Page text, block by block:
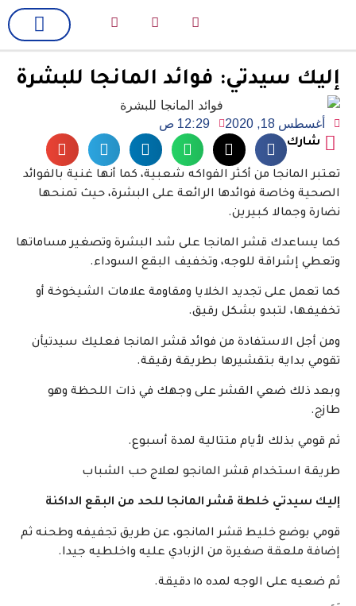
إليك سيدتي: فوائد المانجا للبشرة
أغسطس 18, 2020 12:29 ص
شارك
تعتبر المانجا من أكثر الفواكه شعبية، كما أنها غنية بالفوائد
الصحية وخاصة فوائدها الرائعة على البشرة، حيث تمنحها
نضارة وجمالا كبيرين.
كما يساعدك قشر المانجا على شد البشرة وتصغير مساماتها
وتعطي إشراقة للوجه، وتخفيف البقع السوداء.
كما تعمل على تجديد الخلايا ومقاومة علامات الشيخوخة أو
تخفيفها، لتبدو بشكل رقيق.
ومن أجل الاستفادة من فوائد قشر المانجا فعليك سيدتيأن
تقومي بداية بتقشيرها بطريقة رقيقة.
وبعد ذلك ضعي القشر على وجهك في ذات اللحظة وهو
طازج.
ثم قومي بذلك لأيام متتالية لمدة أسبوع.
طريقة استخدام قشر المانجو لعلاج حب الشباب
إليك سيدتي خلطة قشر المانجا للحد من البقع الداكنة ‬
قومي بوضع خليط قشر المانجو، عن طريق تجفيفه وطحنه ثم
إضافة ملعقة صغيرة من الزبادي عليه واخلطيه جيدا.
ثم ضعيه على الوجه لمده ١٥ دقيقة.